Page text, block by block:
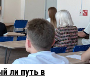
ли путь в